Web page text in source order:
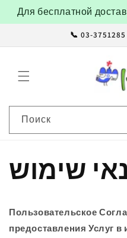
к
контенту
Для бесплатной
📞 03-3751285
Поиск
שימוש
Пользовательское
предоставления Услуг в